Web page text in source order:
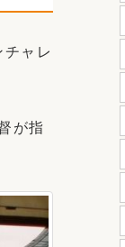
ャレ
が指